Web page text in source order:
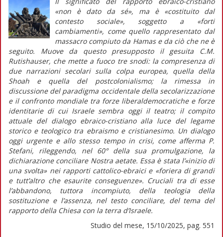
«non è dato da sé», ma è «costituito dal
contesto sociale», soggetto a «forti
cambiamenti», come quello rappresentato dal
massacro compiuto da Hamas e da ciò che ne è
seguito. Muove da questo presupposto il gesuita C.M.
Rutishauser, che mette a fuoco tre snodi: la compresenza di
due narrazioni secolari sulla colpa europea, quella della
Shoah e quella del postcolonialismo; la rimessa in
discussione del paradigma occidentale della secolarizzazione
e il confronto mondiale tra forze liberaldemocratiche e forze
identitarie di cui Israele sembra oggi il teatro; il compito
attuale del dialogo ebraico-cristiano alla luce del legame
storico e teologico tra ebraismo e cristianesimo. Un dialogo
oggi urgente e allo stesso tempo in crisi, come afferma P.
Stefani, rileggendo, nel 60° della sua promulgazione, la
dichiarazione conciliare Nostra aetate. Essa è stata l’«inizio di
una svolta» nei rapporti cattolico-ebraici e «foriera di grandi
e tutt’altro che esaurite conseguenze». Cruciali tra di esse
l’abbandono, tuttora incompiuto, della teologia della
sostituzione e l’assenza, nel testo conciliare, del tema del
rapporto della Chiesa con la terra d’Israele.
Studio del mese, 15/10/2025, pag. 551